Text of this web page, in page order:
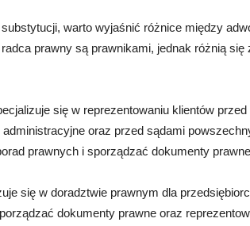
warto wyjaśnić różnice między
prawny są prawnikami, jednak różnią
się w reprezentowaniu klientów
oraz przed sądami
prawnych i sporządzać dokumenty
się w doradztwie prawnym dla
dokumenty prawne oraz